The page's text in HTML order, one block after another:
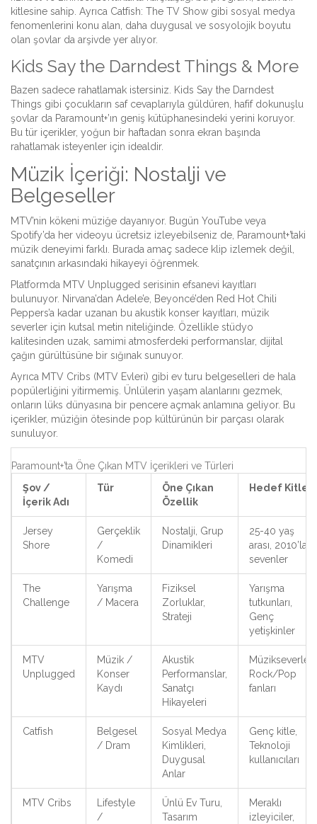
kitlesine sahip. Ayrıca Catfish: The TV Show gibi sosyal medya
fenomenlerini konu alan, daha duygusal ve sosyolojik boyutu
olan şovlar da arşivde yer alıyor.
Kids Say the Darndest Things & More
Bazen sadece rahatlamak istersiniz.
Kids Say the Darndest
Things gibi çocukların saf cevaplarıyla güldüren, hafif dokunuşlu
şovlar da Paramount+’ın geniş kütüphanesindeki yerini koruyor.
Bu tür içerikler, yoğun bir haftadan sonra ekran başında
rahatlamak isteyenler için idealdir.
Müzik İçeriği: Nostalji ve
Belgeseller
MTV’nin kökeni müziğe dayanıyor. Bugün YouTube veya
Spotify’da her videoyu ücretsiz izleyebilseniz de, Paramount+’taki
müzik deneyimi farklı. Burada amaç sadece klip izlemek değil,
sanatçının arkasındaki hikayeyi öğrenmek.
Platformda MTV Unplugged serisinin efsanevi kayıtları
bulunuyor. Nirvana’dan Adele’e, Beyoncé’den Red Hot Chili
Peppers’a kadar uzanan bu akustik konser kayıtları, müzik
severler için kutsal metin niteliğinde. Özellikle stüdyo
kalitesinden uzak, samimi atmosferdeki performanslar, dijital
çağın gürültüsüne bir sığınak sunuyor.
Ayrıca MTV Cribs (MTV Evleri) gibi ev turu belgeselleri de hala
popülerliğini yitirmemiş. Ünlülerin yaşam alanlarını gezmek,
onların lüks dünyasına bir pencere açmak anlamına geliyor. Bu
içerikler, müziğin ötesinde pop kültürünün bir parçası olarak
sunuluyor.
Paramount+’ta Öne Çıkan MTV İçerikleri ve Türleri
Şov /
İçerik Adı
Tür
Öne Çıkan
Özellik
Hedef Kitle
Jersey
Shore
Gerçeklik
/
Komedi
Nostalji, Grup
Dinamikleri
25-40 yaş
arası, 2010’lar
sevenler
The
Challenge
Yarışma
/ Macera
Fiziksel
Zorluklar,
Strateji
Yarışma
tutkunları,
Genç
yetişkinler
MTV
Unplugged
Müzik /
Konser
Kaydı
Akustik
Performanslar,
Sanatçı
Hikayeleri
Müzikseverler,
Rock/Pop
fanları
Catfish
Belgesel
/ Dram
Sosyal Medya
Kimlikleri,
Duygusal
Anlar
Genç kitle,
Teknoloji
kullanıcıları
MTV Cribs
Lifestyle
/
Ünlü Ev Turu,
Tasarım
Meraklı
izleyiciler,